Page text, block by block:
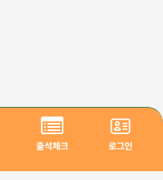
출석체크 로그인